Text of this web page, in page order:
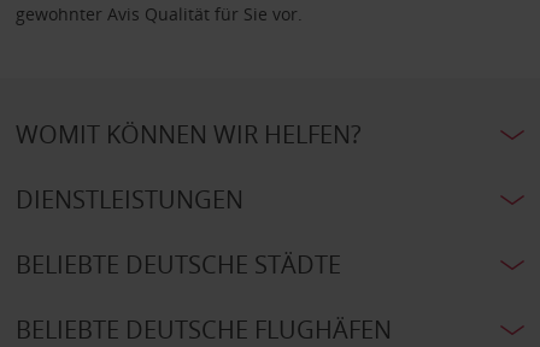
gewohnter Avis Qualität für Sie vor.
WOMIT KÖNNEN WIR HELFEN?
DIENSTLEISTUNGEN
BELIEBTE DEUTSCHE STÄDTE
BELIEBTE DEUTSCHE FLUGHÄFEN